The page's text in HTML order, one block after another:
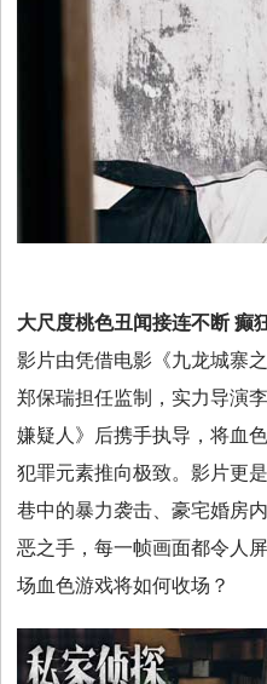
大尺度桃色丑闻接连不断 癫
影片由凭借电影《九龙城寨
郑保瑞担任监制，实力导演
嫌疑人》后携手执导，将血
犯罪元素推向极致。影片更
巷中的暴力袭击、豪宅婚房
恶之手，每一帧画面都令人
场血色游戏将如何收场？